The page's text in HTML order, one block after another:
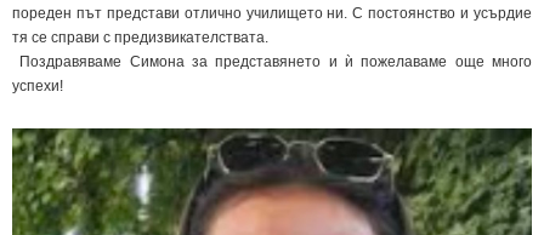
пореден път представи отлично училището ни. С постоянство и усърдие
тя се справи с предизвикателствата.
Поздравяваме Симона за представянето и ѝ пожелаваме още много
успехи!